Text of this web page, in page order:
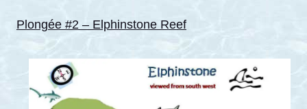
Plongée #2 – Elphinstone Reef